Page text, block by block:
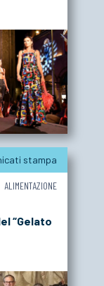
stampa
ALIMENTAZIONE
“Gelato